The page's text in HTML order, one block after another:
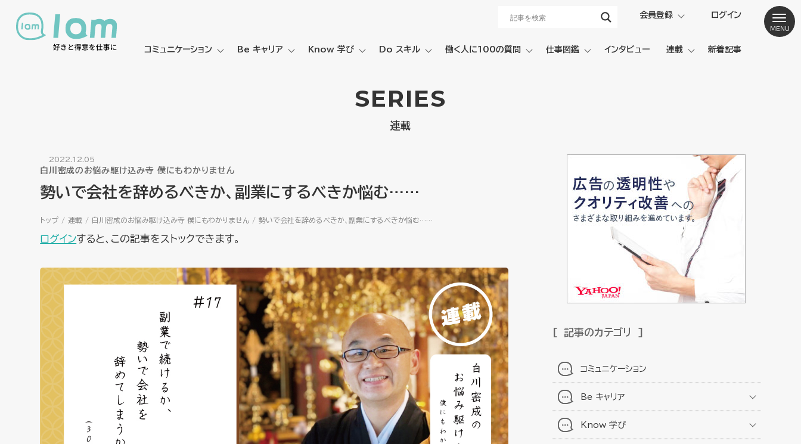
会員登録 ログイン
コミュニケーション Be キャリア Know 学び Do スキル 働く人に100の質問 仕事図鑑 インタビュー 連載 新着記事
SERIES
連載
2022.12.05
白川密成のお悩み駆け込み寺 僕にもわかりません
勢いで会社を辞めるべきか、副業にするべきか悩む……
トップ 連載 白川密成のお悩み駆け込み寺 僕にもわかりません 勢いで会社を辞めるべきか、副業にするべきか悩む……
ログインすると、この記事をストックできます。
記事のカテゴリ
コミュニケーション
Be キャリア
Know 学び